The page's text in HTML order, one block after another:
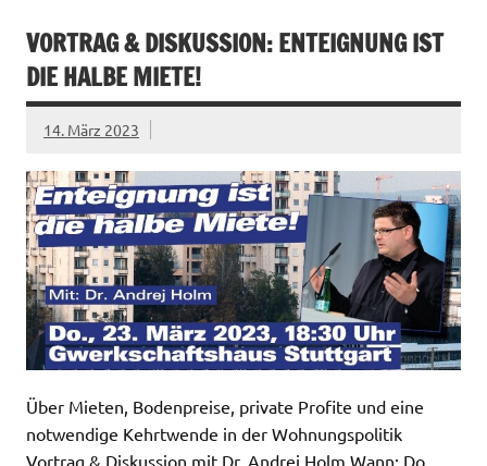
VORTRAG & DISKUSSION: ENTEIGNUNG IST
DIE HALBE MIETE!
14. März 2023
Über Mieten, Bodenpreise, private Profite und eine
notwendige Kehrtwende in der Wohnungspolitik
Vortrag & Diskussion mit Dr. Andrej Holm Wann: Do.,